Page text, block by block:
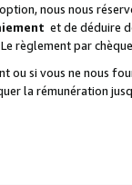
nous nous
et de déduire
règlement par
ou si vous ne nous
la rémunération